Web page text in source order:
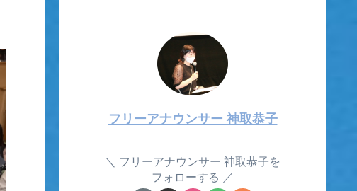
フリーアナウンサー 神取恭子
フリーアナウンサー 神取恭子を
フォローする